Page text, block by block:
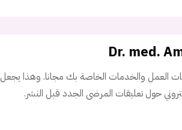
Dr. med.
العمل والخدمات الخاصة بك مجانا. وهذا
حول تعليقات المرضى الجدد قبل النشر.